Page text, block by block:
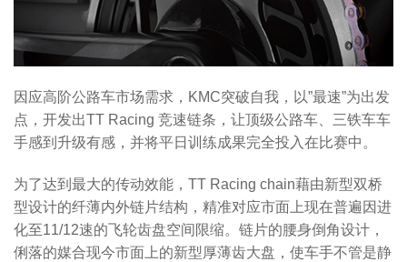
因应高阶公路车市场需求，KMC突破自我，以”最速”为出发
点，开发出TT Racing 竞速链条，让顶级公路车、三铁车车
手感到升级有感，并将平日训练成果完全投入在比赛中。
为了达到最大的传动效能，TT Racing chain藉由新型双桥
型设计的纤薄内外链片结构，精准对应市面上现在普遍因进
化至11/12速的飞轮齿盘空间限缩。链片的腰身倒角设计，
俐落的媒合现今市面上的新型厚薄齿大盘，使车手不管是静